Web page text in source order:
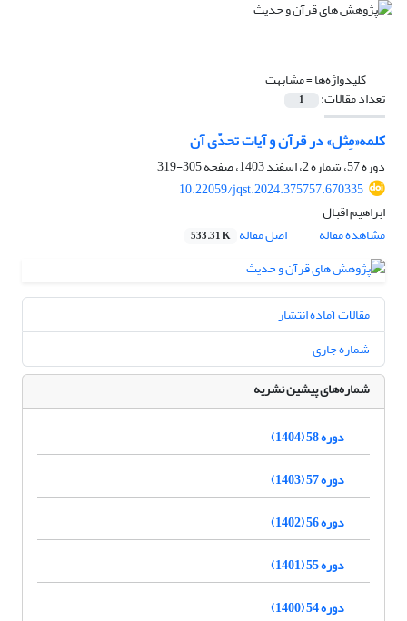
کلیدواژه‌ها =مشابهت
تعداد مقالات: 1
کلمه«مِثل» در قرآن و آیات تحدّی آن‏
دوره 57، شماره 2، اسفند 1403، صفحه
305-319
10.22059/jqst.2024.375757.670335
ابراهیم اقبال
مشاهده مقاله
اصل مقاله 533.31 K
مقالات آماده انتشار
شماره جاری
شماره‌های پیشین نشریه
دوره 58 (1404)
دوره 57 (1403)
دوره 56 (1402)
دوره 55 (1401)
دوره 54 (1400)